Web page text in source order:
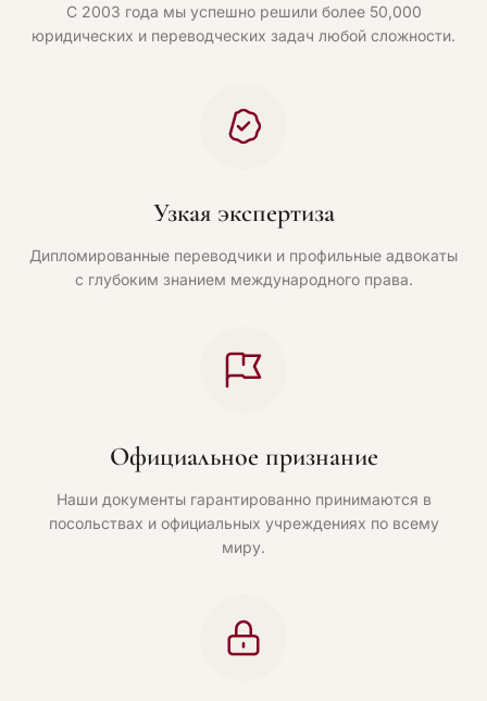
С 2003 года мы успешно решили более 50,000
юридических и переводческих задач любой сложности.
Узкая экспертиза
Дипломированные переводчики и профильные адвокаты
с глубоким знанием международного права.
Официальное признание
Наши документы гарантированно принимаются в
посольствах и официальных учреждениях по всему
миру.